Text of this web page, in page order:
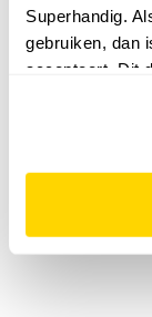
Superhandig.
gebruiken, dan
accepteert. Dit
website niet